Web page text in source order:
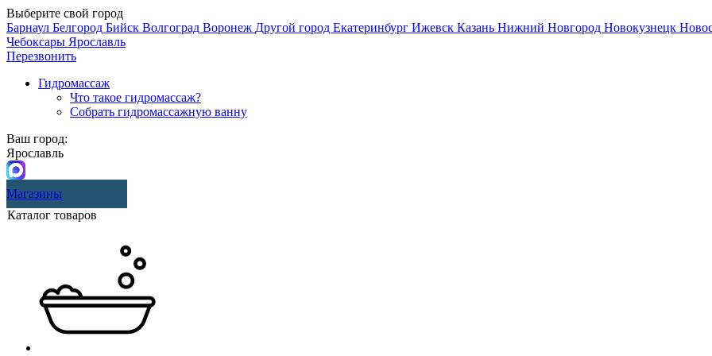
Выберите свой город
Барнаул Белгород Бийск Волгоград Воронеж Другой город Екатеринбург Ижевск Казань Нижний Новгород Новокузнецк
Чебоксары Ярославль
Перезвонить
Гидромассаж
Что такое гидромассаж?
Собрать гидромассажную ванну
Ваш город:
Ярославль
Магазины
Каталог товаров